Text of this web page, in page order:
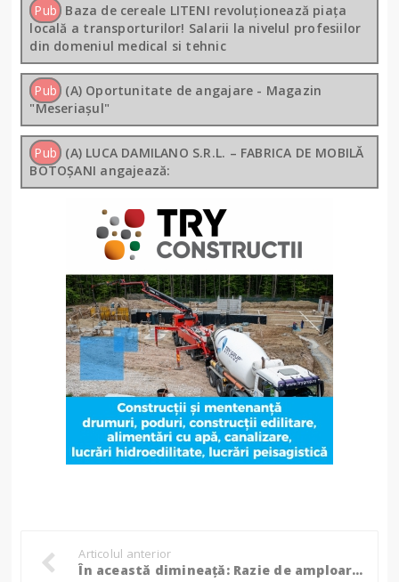
Pub Baza de cereale LITENI revoluționează piața
locală a transporturilor! Salarii la nivelul profesiilor
din domeniul medical si tehnic
Pub (A) Oportunitate de angajare - Magazin
"Meseriașul"
Pub (A) LUCA DAMILANO S.R.L. – FABRICA DE MOBILĂ
BOTOȘANI angajează:
Articolul anterior
În această dimineață: Razie de amploare în zona Cișmea, percheziții și persoane verificate! (Foto)